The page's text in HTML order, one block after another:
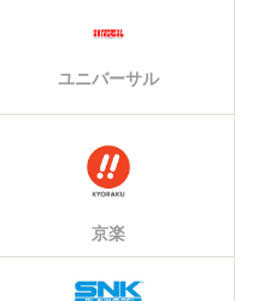
ユニバーサル
京楽